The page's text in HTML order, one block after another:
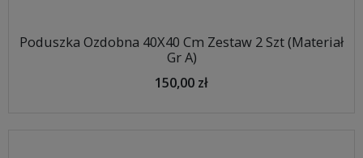
Poduszka Ozdobna 40X40 Cm Zestaw 2 Szt (Materiał
Gr A)
150,00 zł